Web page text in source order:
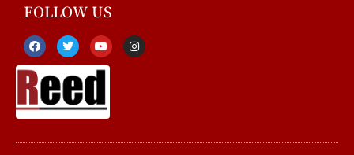
FOLLOW US
F
a
c
e
b
o
o
k
f
T
w
i
t
e
r
Y
o
u
t
e
I
n
s